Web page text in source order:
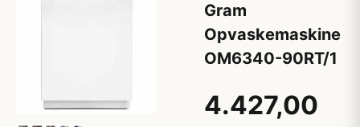
Gram
Opvaskemaskine
OM6340-90RT/1
4.427,00